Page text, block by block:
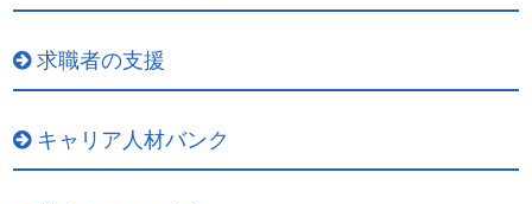
求職者の支援
キャリア人材バンク